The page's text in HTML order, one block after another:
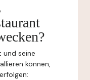
und seine
können,